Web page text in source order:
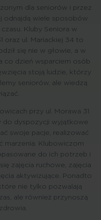
dla seniorów i przez
odnajdą wiele sposobów
Kluby Seniora w
oraz ul. Mariackiej 34 to
się nie w głowie, a w
co dzień wsparciem osób
stoją ludzie, którzy
seniorów, ale wiedzą
przy ul. Morawa 31
do dyspozycji wyjątkowe
swoje pacje, realizować
marzenia. Klubowiczom
do ich potrzeb i
zajęcia ruchowe, zajęcia
aktywizujące. Ponadto
nie tylko pozwalają
ale również przynoszą